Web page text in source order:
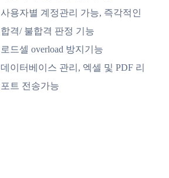
사용자별 계정관리 가능, 즉각적인
합격/ 불합격 판정 기능
로드셀 overload 방지기능
데이터베이스 관리, 엑셀 및 PDF 리
포트 전송가능